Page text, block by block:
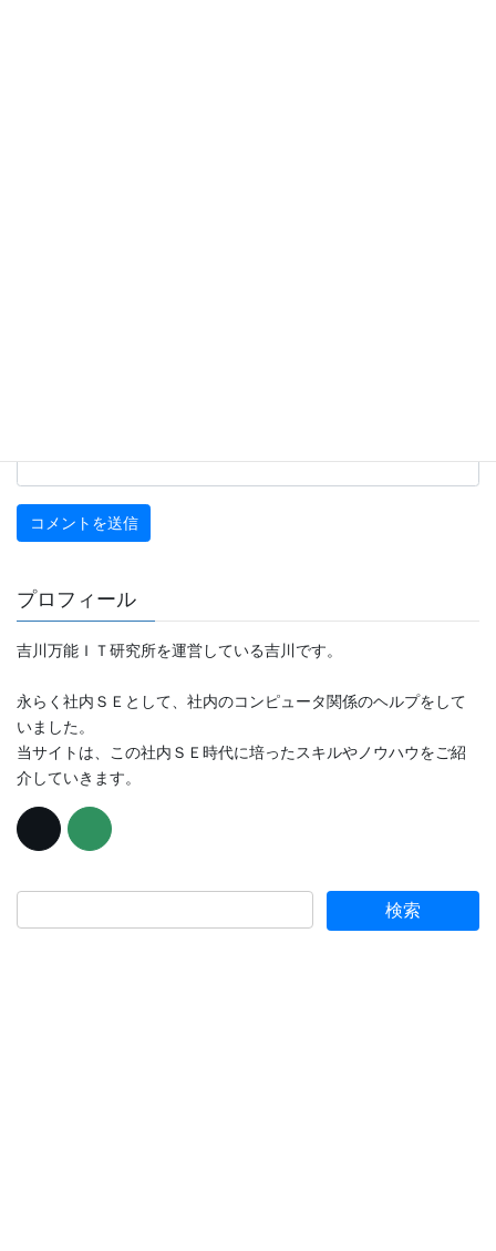
プロフィール
吉川万能ＩＴ研究所を運営している吉川です。
永らく社内ＳＥとして、社内のコンピュータ関係のヘルプをして
いました。
当サイトは、この社内ＳＥ時代に培ったスキルやノウハウをご紹
介していきます。